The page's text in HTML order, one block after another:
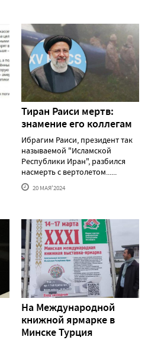
Тиран Раиси мертв:
знамение его коллегам
Ибрагим Раиси, президент так
называемой "Исламской
Республики Иран", разбился
насмерть с вертолетом......
20 МАЯ'2024
На Международной
книжной ярмарке в
Минске Турция